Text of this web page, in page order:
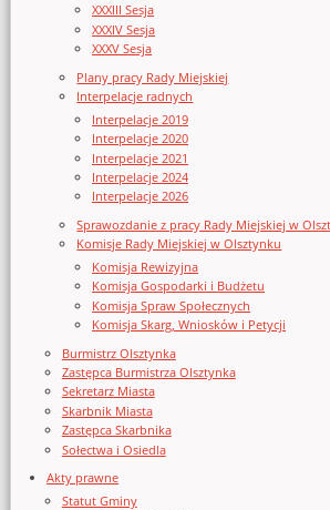
XXXIII Sesja
XXXIV Sesja
XXXV Sesja
Plany pracy Rady Miejskiej
Interpelacje radnych
Interpelacje 2019
Interpelacje 2020
Interpelacje 2021
Interpelacje 2024
Interpelacje 2026
Sprawozdanie z pracy Rady Miejskiej w
Komisje Rady Miejskiej w Olsztynku
Komisja Rewizyjna
Komisja Gospodarki i Budżetu
Komisja Spraw Społecznych
Komisja Skarg, Wniosków i Petycji
Burmistrz Olsztynka
Zastępca Burmistrza Olsztynka
Sekretarz Miasta
Skarbnik Miasta
Zastępca Skarbnika
Sołectwa i Osiedla
Akty prawne
Statut Gminy